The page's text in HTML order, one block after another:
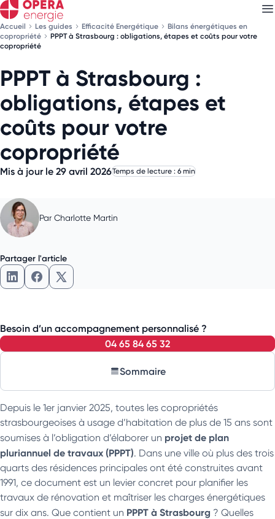
Accueil Les guides Efficacité Energétique
Bilans énergétiques en
copropriété
PPPT à Strasbourg : obligations, étapes et coûts pour votre
copropriété
PPPT à Strasbourg :
obligations, étapes et
coûts pour votre
copropriété
Mis à jour le 29 avril 2026Temps de lecture : 6 min
Par Charlotte Martin
Partager l'article
Partager l'article sur LinkedIn
Partager l'article sur Facebook
Partager l'article sur X
Besoin d’un accompagnement personnalisé ?
04 65 84 65 32
Sommaire
Depuis le 1er janvier 2025, toutes les copropriétés
strasbourgeoises à usage d’habitation de plus de 15 ans sont
soumises à l’obligation d’élaborer un projet de plan
pluriannuel de travaux (PPPT). Dans une ville où plus des trois
quarts des résidences principales ont été construites avant
1991, ce document est un levier concret pour planifier les
travaux de rénovation et maîtriser les charges énergétiques
sur dix ans. Que contient un PPPT à Strasbourg ? Quelles
Découvrez nosnewsletters
Choisissez les newsletters qui vous intéressent